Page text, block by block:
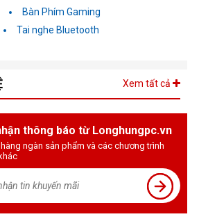
Bàn Phím Gaming
Tai nghe Bluetooth
Xem tất cả
thông báo từ Longhungpc.vn
ngàn sản phẩm và các chương trình